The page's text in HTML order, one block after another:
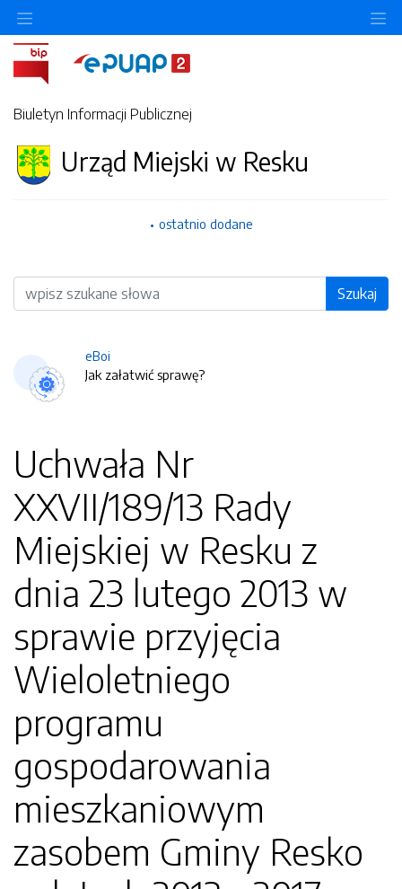
Biuletyn Informacji Publicznej
Urząd Miejski w Resku
ostatnio dodane
Wyszukiwarka Szukaj
eBoi
Jak załatwić sprawę?
Uchwała Nr
XXVII/189/13 Rady
Miejskiej w Resku z
dnia 23 lutego 2013 w
sprawie przyjęcia
Wieloletniego
programu
gospodarowania
mieszkaniowym
zasobem Gminy Resko